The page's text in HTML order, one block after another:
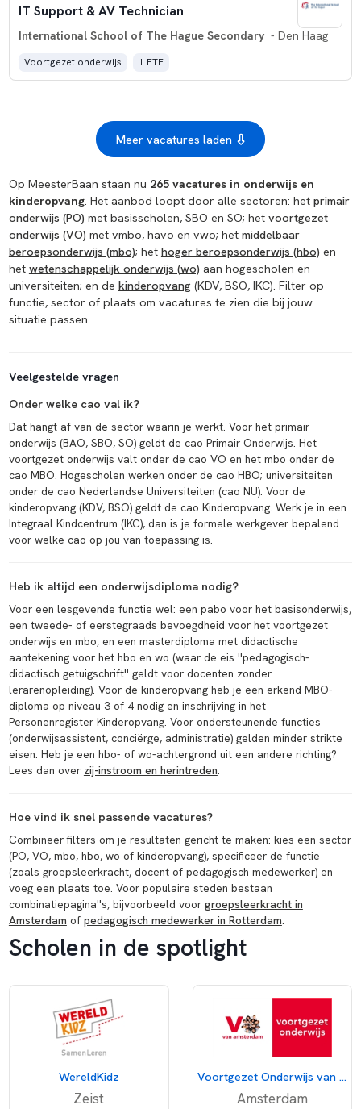
IT Support & AV Technician
International School of The Hague Secondary - Den Haag
Voortgezet onderwijs 1 FTE
Meer vacatures laden
Op MeesterBaan staan nu 265 vacatures in onderwijs en
kinderopvang. Het aanbod loopt door alle sectoren: het primair
onderwijs (PO) met basisscholen, SBO en SO; het voortgezet
onderwijs (VO) met vmbo, havo en vwo; het middelbaar
beroepsonderwijs (mbo); het hoger beroepsonderwijs (hbo) en
het wetenschappelijk onderwijs (wo) aan hogescholen en
universiteiten; en de kinderopvang (KDV, BSO, IKC). Filter op
functie, sector of plaats om vacatures te zien die bij jouw
situatie passen.
Veelgestelde vragen
Onder welke cao val ik?
Dat hangt af van de sector waarin je werkt. Voor het primair
onderwijs (BAO, SBO, SO) geldt de cao Primair Onderwijs. Het
voortgezet onderwijs valt onder de cao VO en het mbo onder de
cao MBO. Hogescholen werken onder de cao HBO; universiteiten
onder de cao Nederlandse Universiteiten (cao NU). Voor de
kinderopvang (KDV, BSO) geldt de cao Kinderopvang. Werk je in een
Integraal Kindcentrum (IKC), dan is je formele werkgever bepalend
voor welke cao op jou van toepassing is.
Heb ik altijd een onderwijsdiploma nodig?
Voor een lesgevende functie wel: een pabo voor het basisonderwijs,
een tweede- of eerstegraads bevoegdheid voor het voortgezet
onderwijs en mbo, en een masterdiploma met didactische
aantekening voor het hbo en wo (waar de eis ''pedagogisch-
didactisch getuigschrift'' geldt voor docenten zonder
lerarenopleiding). Voor de kinderopvang heb je een erkend MBO-
diploma op niveau 3 of 4 nodig en inschrijving in het
Personenregister Kinderopvang. Voor ondersteunende functies
(onderwijsassistent, conciërge, administratie) gelden minder strikte
eisen. Heb je een hbo- of wo-achtergrond uit een andere richting?
Lees dan over zij-instroom en herintreden.
Hoe vind ik snel passende vacatures?
Combineer filters om je resultaten gericht te maken: kies een sector
(PO, VO, mbo, hbo, wo of kinderopvang), specificeer de functie
(zoals groepsleerkracht, docent of pedagogisch medewerker) en
voeg een plaats toe. Voor populaire steden bestaan
combinatiepagina''s, bijvoorbeeld voor groepsleerkracht in
Amsterdam of pedagogisch medewerker in Rotterdam.
Scholen in de spotlight
WereldKidz
Zeist
Voortgezet Onderwijs van Amsterdam
Amsterdam